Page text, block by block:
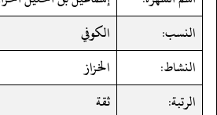
النسب:
الكوفي
النشاط:
الخزاز
الرتبة:
ثقة